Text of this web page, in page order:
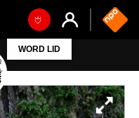
WORD LID